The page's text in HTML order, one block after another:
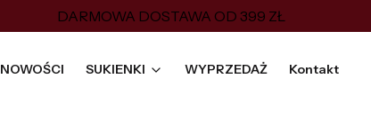
DARMOWA DOSTAWA OD 399 ZŁ
NOWOŚCI SUKIENKI WYPRZEDAŻ Kontakt